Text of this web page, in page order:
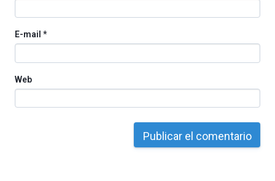
E-mail *
Web